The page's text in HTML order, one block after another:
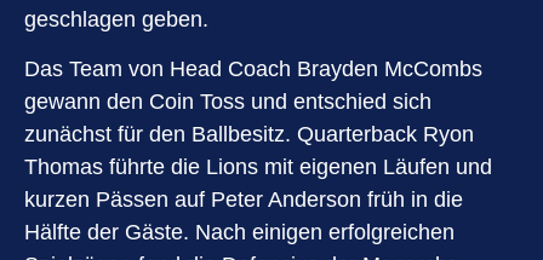
geschlagen geben.
Das Team von Head Coach Brayden McCombs
gewann den Coin Toss und entschied sich
zunächst für den Ballbesitz. Quarterback Ryon
Thomas führte die Lions mit eigenen Läufen und
kurzen Pässen auf Peter Anderson früh in die
Hälfte der Gäste. Nach einigen erfolgreichen